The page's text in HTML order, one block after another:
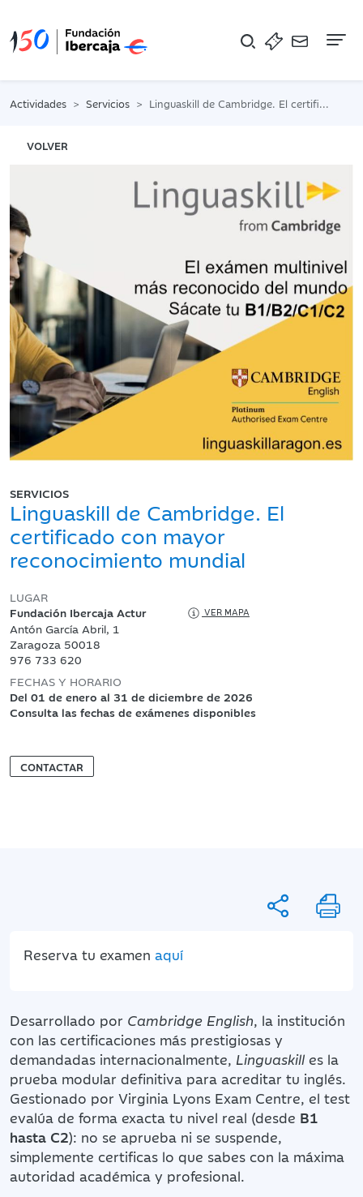
Actividades Servicios Linguaskill de Cambridge. El certificado con mayor reconocimiento mundial
VOLVER
SERVICIOS
Linguaskill de Cambridge. El
certificado con mayor
reconocimiento mundial
LUGAR
Fundación Ibercaja Actur
VER MAPA
Antón García Abril, 1
Zaragoza 50018
976 733 620
FECHAS Y HORARIO
Del 01 de enero al 31 de diciembre de 2026
Consulta las fechas de exámenes disponibles
CONTACTAR
Reserva tu examen aquí
Desarrollado por Cambridge English, la institución
con las certificaciones más prestigiosas y
demandadas internacionalmente, Linguaskill es la
prueba modular definitiva para acreditar tu inglés.
Gestionado por Virginia Lyons Exam Centre, el test
evalúa de forma exacta tu nivel real (desde B1
hasta C2): no se aprueba ni se suspende,
simplemente certificas lo que sabes con la máxima
autoridad académica y profesional.